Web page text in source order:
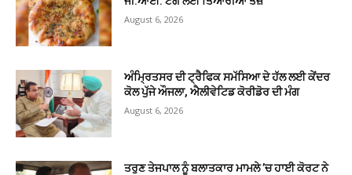
August 6, 2026
ਅੰਮ੍ਰਿਤਸਰ ਦੀ ਟ੍ਰੈਫਿਕ ਸਮੱਸਿਆ ਦੇ ਹੱਲ ਲਈ ਕੇਂਦਰ
ਕੋਲ ਪੁੱਜੇ ਔਜਲਾ, ਐਲੀਵੇਟਿਡ ਕੋਰੀਡੋਰ ਦੀ ਮੰਗ
August 6, 2026
ਤਰੁਣ ਤੇਜਪਾਲ ਨੂੰ ਬਲਾਤਕਾਰ ਮਾਮਲੇ ’ਚ ਹਾਈ ਕੋਰਟ ਨੇ